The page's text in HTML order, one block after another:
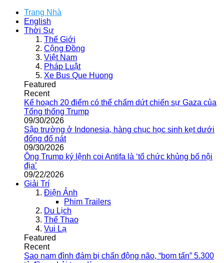
Trang Nhà
English
Thời Sự
Thế Giới
Cộng Đồng
Việt Nam
Pháp Luật
Xe Bus Que Huong
Featured
Recent
Kế hoạch 20 điểm có thể chấm dứt chiến sự Gaza của
Tổng thống Trump
09/30/2026
Sập trường ở Indonesia, hàng chục học sinh kẹt dưới
đống đổ nát
09/30/2026
Ông Trump ký lệnh coi Antifa là ‘tổ chức khủng bố nội
địa’
09/22/2026
Giải Trí
Điện Ảnh
Phim Trailers
Du Lịch
Thể Thao
Vui Lạ
Featured
Recent
Sao nam đình đám bị chấn động não, “bom tấn” 5.300